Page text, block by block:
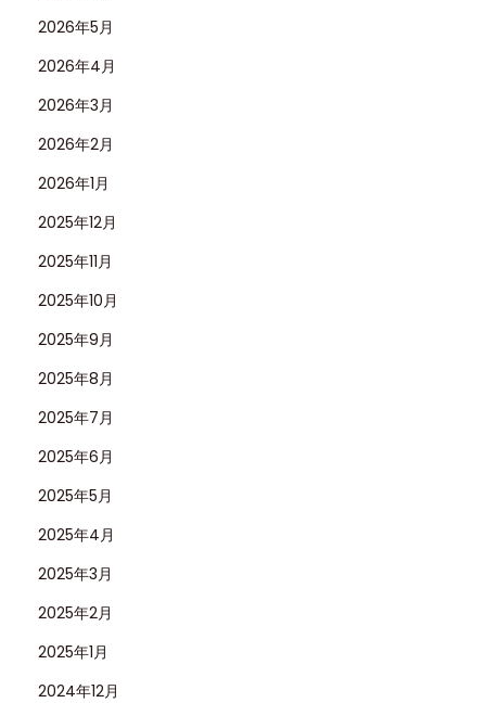
2026年5月
2026年4月
2026年3月
2026年2月
2026年1月
2025年12月
2025年11月
2025年10月
2025年9月
2025年8月
2025年7月
2025年6月
2025年5月
2025年4月
2025年3月
2025年2月
2025年1月
2024年12月